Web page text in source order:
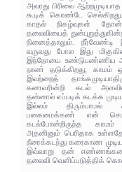
அவரது பிரிவை
கூடிக் கொண்டே செல்கிறது.
காதல் நிகழ்வுகள்
தலைவியைத்
நினைத்தாலும். நீர்வேண்டி
வருவது போல இது
இந்நோயை உண்டுபண்ணிய
நாண் தடுக்கிறது; காமம்
இவற்றைத்
கணவரின்றி கடல்
தன்னால் எப்படிக் கடக்க
இல்லம் திரும்பாமல்
பகைமைக்கண் என்
கடல்போன்றிருந்த காமம்
அதனினும் பெரிதாக
நீரைக்கடந்து கரைகாண
இவ்வாறு தன்
தலைவி வெளிப்படுத்திக்